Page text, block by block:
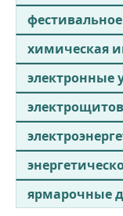
химическая
электронные
ярмарочные